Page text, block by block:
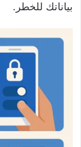
بياناتك للخطر.